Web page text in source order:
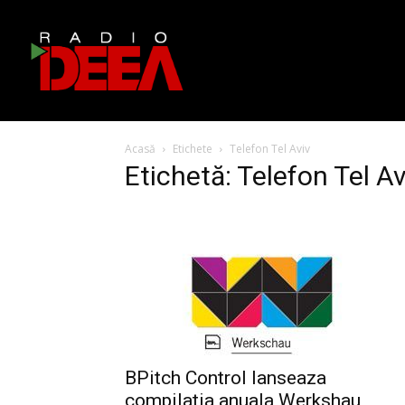
Acasă Etichete Telefon Tel Aviv
Etichetă: Telefon Tel
BPitch Control lanseaza